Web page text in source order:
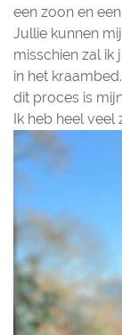
een zoon en
Jullie kunnen
misschien zal
in het
dit proces is
Ik heb heel veel